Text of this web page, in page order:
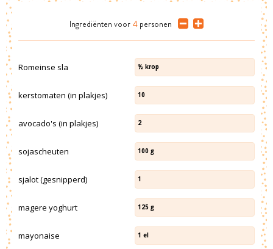
Ingrediënten voor 4 personen
Romeinse sla ½ krop
kerstomaten (in plakjes) 10
avocado's (in plakjes) 2
sojascheuten 100 g
sjalot (gesnipperd) 1
magere yoghurt 125 g
mayonaise 1 el